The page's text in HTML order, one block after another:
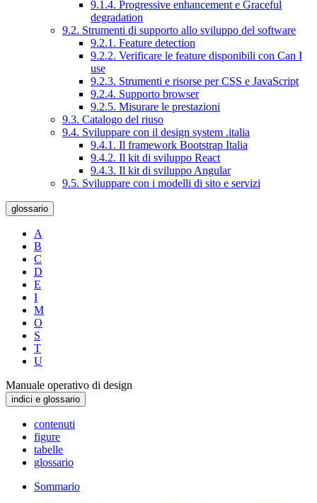
9.1.4. Progressive enhancement e Graceful
degradation
9.2. Strumenti di supporto allo sviluppo del software
9.2.1. Feature detection
9.2.2. Verificare le feature disponibili con Can I
use
9.2.3. Strumenti e risorse per CSS e JavaScript
9.2.4. Supporto browser
9.2.5. Misurare le prestazioni
9.3. Catalogo del riuso
9.4. Sviluppare con il design system .italia
9.4.1. Il framework Bootstrap Italia
9.4.2. Il kit di sviluppo React
9.4.3. Il kit di sviluppo Angular
9.5. Sviluppare con i modelli di sito e servizi
glossario
A
B
C
D
E
I
M
O
S
T
U
Manuale operativo di design
indici e glossario
contenuti
figure
tabelle
glossario
Sommario